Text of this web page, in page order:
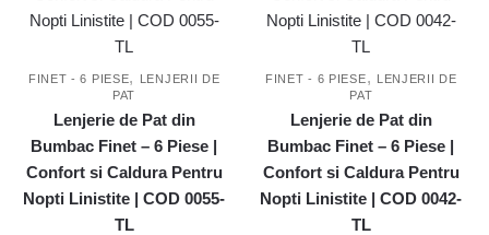
FINET - 6 PIESE,
LENJERII DE
PAT
Lenjerie de Pat din
Bumbac Finet – 6 Piese |
Confort si Caldura Pentru
Nopti Linistite | COD 0055-
TL
FINET - 6 PIESE, LENJERII DE
PAT
Lenjerie de Pat din
Bumbac Finet – 6 Piese |
Confort si Caldura Pentru
Nopti Linistite | COD 0042-
TL